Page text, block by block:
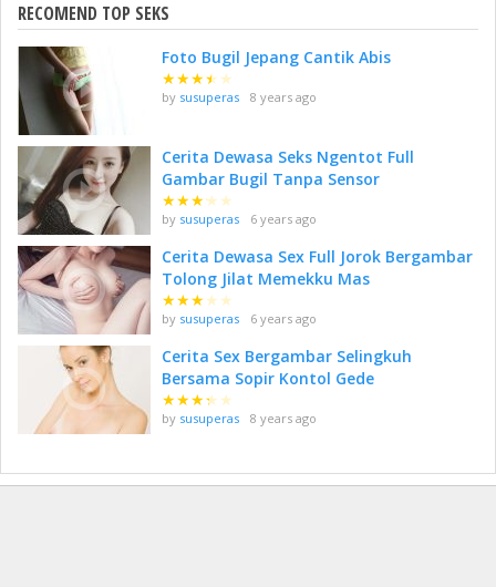
RECOMEND TOP SEKS
Foto Bugil Jepang Cantik Abis
★★★★ ★
by susuperas 8 years ago
Cerita Dewasa Seks Ngentot Full
Gambar Bugil Tanpa Sensor
★★★★ ★
by susuperas 6 years ago
Cerita Dewasa Sex Full Jorok Bergambar
Tolong Jilat Memekku Mas
★★★★ ★
by susuperas 6 years ago
Cerita Sex Bergambar Selingkuh
Bersama Sopir Kontol Gede
★★★★ ★
by susuperas 8 years ago